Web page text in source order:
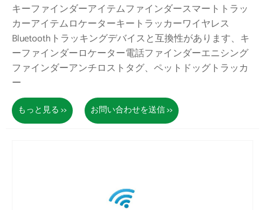
キーファインダーアイテムファインダースマートトラッ
カーアイテムロケーターキートラッカーワイヤレス
Bluetoothトラッキングデバイスと互換性があります、キ
ーファインダーロケーター電話ファインダーエニシング
ファインダーアンチロストタグ、ペットドッグトラッカ
ー
もっと見る >> お問い合わせを送信 >>